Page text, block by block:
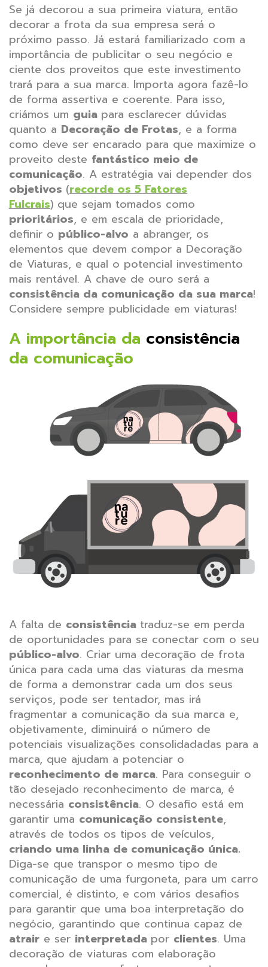
Se já decorou a sua primeira viatura, então
decorar a frota da sua empresa será o
próximo passo. Já estará familiarizado com a
importância de publicitar o seu negócio e
ciente dos proveitos que este investimento
trará para a sua marca. Importa agora fazê-lo
de forma assertiva e coerente. Para isso,
criámos um guia para esclarecer dúvidas
quanto a Decoração de Frotas, e a forma
como deve ser encarado para que maximize o
proveito deste fantástico meio de
comunicação. A estratégia vai depender dos
objetivos (recorde os 5 Fatores
Fulcrais) que sejam tomados como
prioritários, e em escala de prioridade,
definir o público-alvo a abranger, os
elementos que devem compor a Decoração
de Viaturas, e qual o potencial investimento
mais rentável. A chave de ouro será a
consistência da comunicação da sua marca!
Considere sempre publicidade em viaturas!
A importância da consistência
da comunicação
A falta de consistência traduz-se em perda
de oportunidades para se conectar com o seu
público-alvo. Criar uma decoração de frota
única para cada uma das viaturas da mesma
de forma a demonstrar cada um dos seus
serviços, pode ser tentador, mas irá
fragmentar a comunicação da sua marca e,
objetivamente, diminuirá o número de
potenciais visualizações consolidadadas para a
marca, que ajudam a potenciar o
reconhecimento de marca. Para conseguir o
tão desejado reconhecimento de marca, é
necessária consistência. O desafio está em
garantir uma comunicação consistente,
através de todos os tipos de veículos,
criando uma linha de comunicação única.
Diga-se que transpor o mesmo tipo de
comunicação de uma furgoneta, para um carro
comercial, é distinto, e com vários desafios
para garantir que uma boa interpretação do
negócio, garantindo que continua capaz de
atrair e ser interpretada por clientes. Uma
decoração de viaturas com elaboração